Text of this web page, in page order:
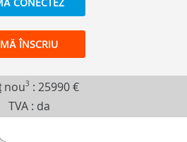
CONECTEZ
MĂ ÎNSCRIU
nou3 :25990 €
TVA : da